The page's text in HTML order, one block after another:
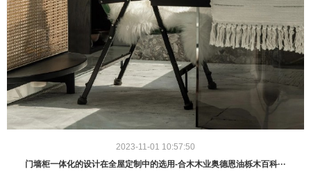
2023-11-01 10:57:50
门墙柜一体化的设计在全屋定制中的选用-合木木业奥德恩油栎木百科···